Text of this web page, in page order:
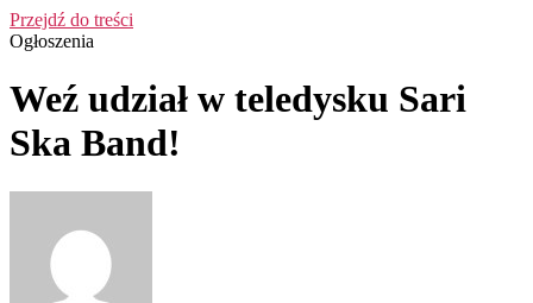
Przejdź do treści
Ogłoszenia
Weź udział w teledysku Sari
Ska Band!